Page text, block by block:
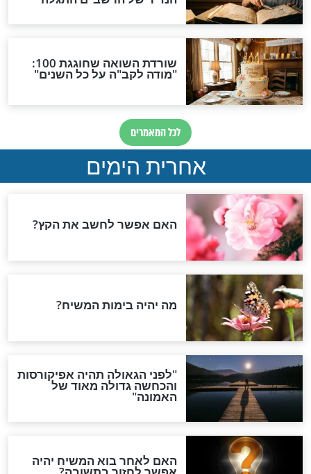
שלא הכרתם:
במגילת
שושן פורים
של הקב"ה מוסתר מתכון פשוט לאוזני המן